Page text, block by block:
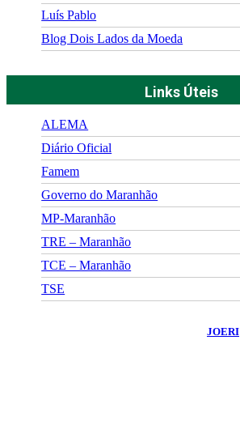
Luís Pablo
Blog Dois Lados da Moeda
Links Úteis
ALEMA
Diário Oficial
Famem
Governo do Maranhão
MP-Maranhão
TRE – Maranhão
TCE – Maranhão
TSE
JOERI